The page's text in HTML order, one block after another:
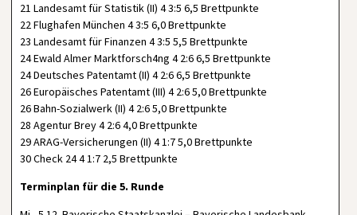
21 Landesamt für Statistik (II) 4 3:5 6,5 Brettpunkte
22 Flughafen München 4 3:5 6,0 Brettpunkte
23 Landesamt für Finanzen 4 3:5 5,5 Brettpunkte
24 Ewald Almer Marktforsch4ng 4 2:6 6,5 Brettpunkte
24 Deutsches Patentamt (II) 4 2:6 6,5 Brettpunkte
26 Europäisches Patentamt (III) 4 2:6 5,0 Brettpunkte
26 Bahn-Sozialwerk (II) 4 2:6 5,0 Brettpunkte
28 Agentur Brey 4 2:6 4,0 Brettpunkte
29 ARAG-Versicherungen (II) 4 1:7 5,0 Brettpunkte
30 Check 24 4 1:7 2,5 Brettpunkte
Terminplan für die 5. Runde